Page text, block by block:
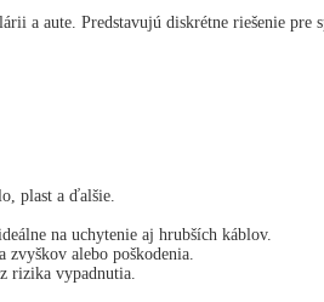
a aute. Predstavujú diskrétne riešenie pre
plast a ďalšie.
na uchytenie aj hrubších káblov.
alebo poškodenia.
rizika vypadnutia.